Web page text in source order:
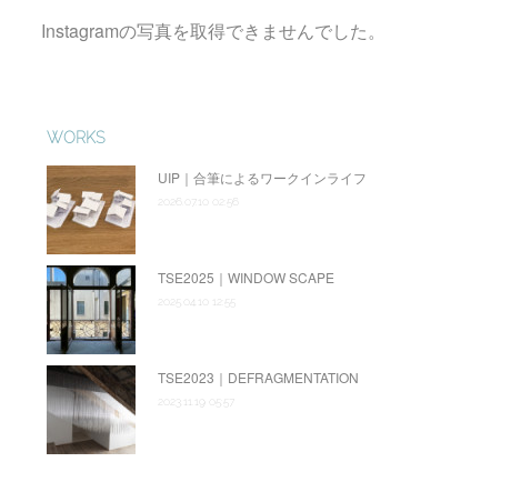
Instagramの写真を取得できませんでした。
WORKS
UIP｜合筆によるワークインライフ
2026.07.10 02:56
TSE2025｜WINDOW SCAPE
2025.04.10 12:55
TSE2023｜DEFRAGMENTATION
2023.11.19 05:57